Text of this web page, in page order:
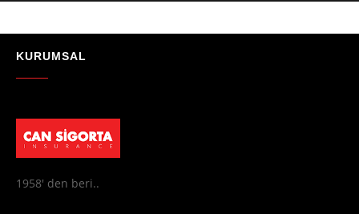
"Absolutelly the best at the TRNC. Highly recommeded !!! Thank You
KURUMSAL
1958' den beri..